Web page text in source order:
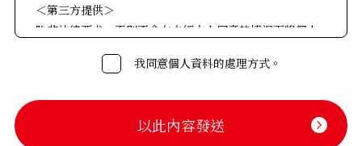
＜第三方提供＞
除非法律要求，否則不會在未經本人同意的情況下將個人
在某些情況下可能會將個人資料的處理外包。在這種情況
下，我們會對外包對象進行必要且適當的監督，以確保其
我同意個人資料的處理方式。